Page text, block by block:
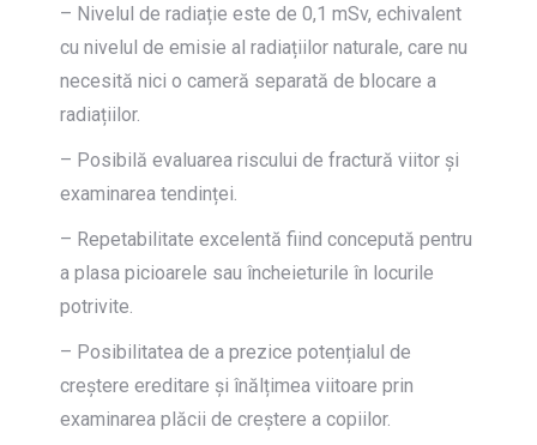
– Nivelul de radiație este de 0,1 mSv, echivalent
cu nivelul de emisie al radiațiilor naturale, care nu
necesită nici o cameră separată de blocare a
radiațiilor.
– Posibilă evaluarea riscului de fractură viitor și
examinarea tendinței.
– Repetabilitate excelentă fiind concepută pentru
a plasa picioarele sau încheieturile în locurile
potrivite.
– Posibilitatea de a prezice potențialul de
creștere ereditare și înălțimea viitoare prin
examinarea plăcii de creștere a copiilor.